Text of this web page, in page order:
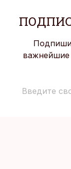
важнейшие